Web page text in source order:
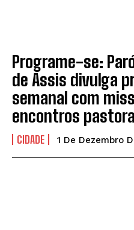
Programe-se:
de Assis divulga
semanal com
encontros
CIDADE 1 De Dezembro